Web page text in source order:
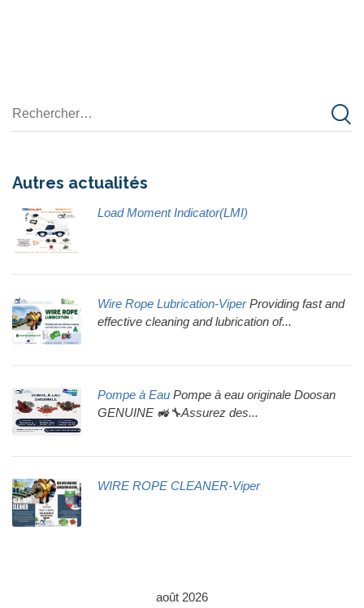
Autres actualités
Load Moment Indicator(LMI)
Wire Rope Lubrication-Viper Providing fast and
effective cleaning and lubrication of...
Pompe à Eau Pompe à eau originale Doosan
GENUINE 🚜🔧Assurez des...
WIRE ROPE CLEANER-Viper
août 2026